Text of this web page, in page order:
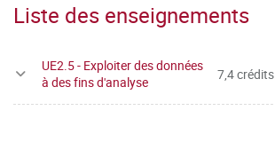
Liste des enseignements
UE2.5 - Exploiter des données
à des fins d'analyse
7,4 crédits